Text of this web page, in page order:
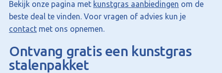
Bekijk onze pagina met kunstgras aanbiedingen om de
beste deal te vinden. Voor vragen of advies kun je
contact met ons opnemen.
Ontvang gratis een kunstgras
stalenpakket